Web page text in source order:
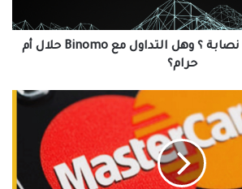
هل شركة Binomo نصابة ؟ وهل التداول مع Binomo حلال أم
حرام؟